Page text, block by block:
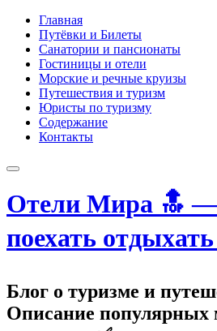
Главная
Путёвки и Билеты
Санатории и пансионаты
Гостиницы и отели
Морские и речные круизы
Путешествия и туризм
Юристы по туризму
Содержание
Контакты
Отели Мира 🔝 —
поехать
Блог о туризме и
Описание популярных